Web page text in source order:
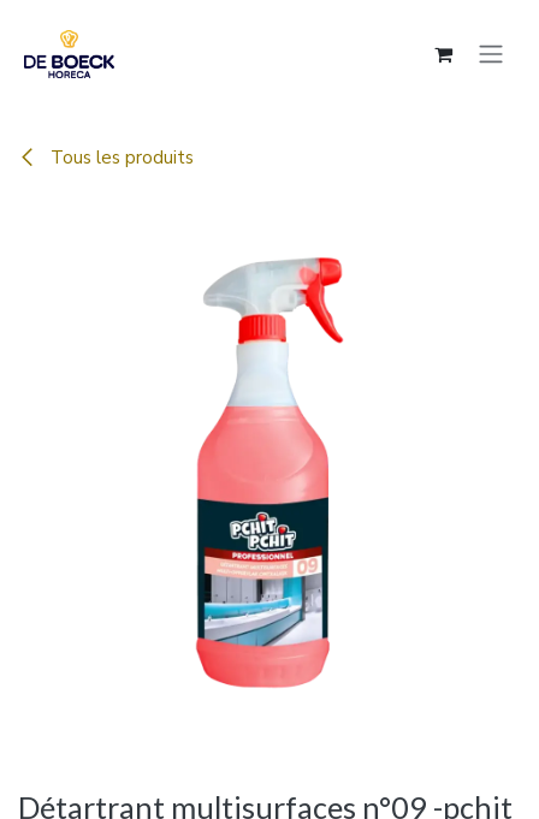
Tous les produits
Détartrant multisurfaces n°09 -pchit